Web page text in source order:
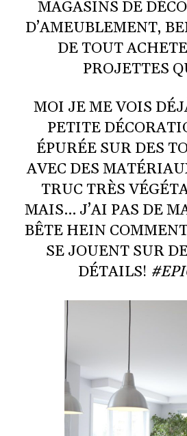
MAGASINS DE
D’AMEUBLEMENT,
DE TOUT
PROJETTES
MOI JE ME VOIS
PETITE
ÉPURÉE SUR DES
AVEC DES
TRUC TRÈS
MAIS… J’AI PAS DE
BÊTE HEIN
SE JOUENT SUR
DÉTAILS!